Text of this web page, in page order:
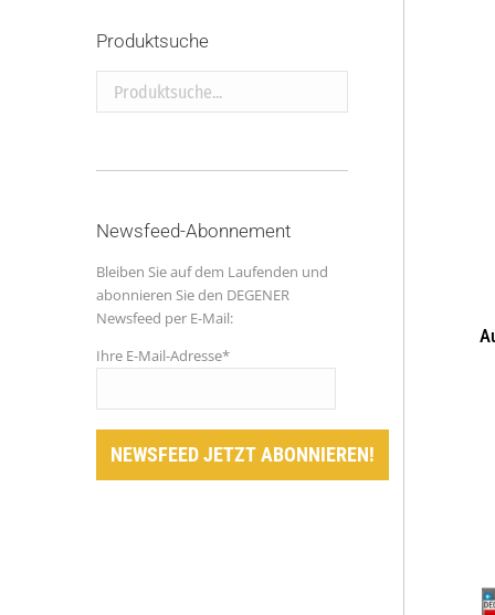
Produktsuche
Produktsuche...
Newsfeed-Abonnement
Bleiben Sie auf dem Laufenden und
abonnieren Sie den DEGENER
Newsfeed per E-Mail:
Ihre E-Mail-Adresse*